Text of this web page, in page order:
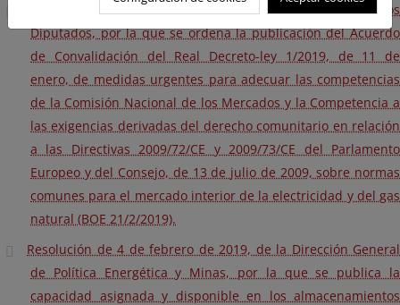
Resolución de 13 de febrero de 2019, del Congreso de los
Diputados, por la que se ordena la publicación del Acuerdo
de Convalidación del Real Decreto-ley 1/2019, de 11 de
enero, de medidas urgentes para adecuar las competencias
de la Comisión Nacional de los Mercados y la Competencia a
las exigencias derivadas del derecho comunitario en relación
a las Directivas 2009/72/CE y 2009/73/CE del Parlamento
Europeo y del Consejo, de 13 de julio de 2009, sobre normas
comunes para el mercado interior de la electricidad y del gas
natural (BOE 21/2/2019).
Resolución de 4 de febrero de 2019, de la Dirección General
de Política Energética y Minas, por la que se publica la
capacidad asignada y disponible en los almacenamientos